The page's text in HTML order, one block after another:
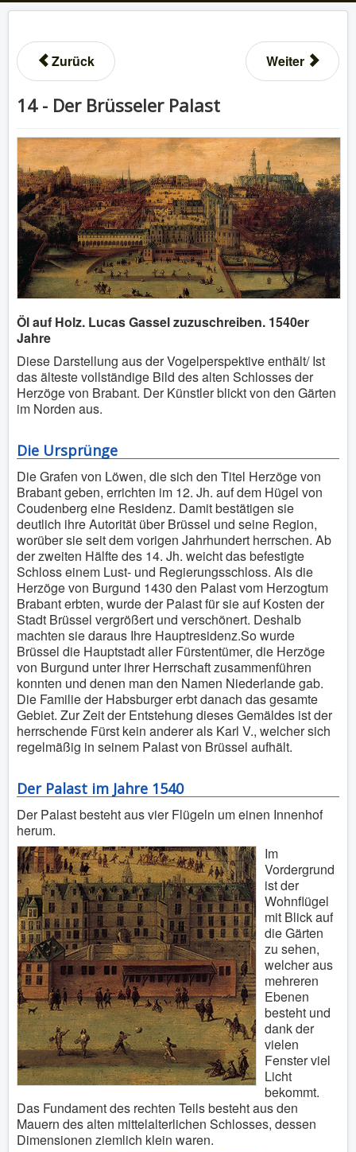
Zurück Weiter
14 - Der Brüsseler Palast
Öl auf Holz. Lucas Gassel zuzuschreiben. 1540er
Jahre
Diese Darstellung aus der Vogelperspektive enthält/ Ist
das älteste vollständige Bild des alten Schlosses der
Herzöge von Brabant. Der Künstler blickt von den Gärten
im Norden aus.
Die Ursprünge
Die Grafen von Löwen, die sich den Titel Herzöge von
Brabant geben, errichten im 12. Jh. auf dem Hügel von
Coudenberg eine Residenz. Damit bestätigen sie
deutlich ihre Autorität über Brüssel und seine Region,
worüber sie seit dem vorigen Jahrhundert herrschen. Ab
der zweiten Hälfte des 14. Jh. weicht das befestigte
Schloss einem Lust- und Regierungsschloss. Als die
Herzöge von Burgund 1430 den Palast vom Herzogtum
Brabant erbten, wurde der Palast für sie auf Kosten der
Stadt Brüssel vergrößert und verschönert. Deshalb
machten sie daraus Ihre Hauptresidenz.So wurde
Brüssel die Hauptstadt aller Fürstentümer, die Herzöge
von Burgund unter ihrer Herrschaft zusammenführen
konnten und denen man den Namen Niederlande gab.
Die Familie der Habsburger erbt danach das gesamte
Gebiet. Zur Zeit der Entstehung dieses Gemäldes ist der
herrschende Fürst kein anderer als Karl V., welcher sich
regelmäßig in seinem Palast von Brüssel aufhält.
Der Palast im Jahre 1540
Der Palast besteht aus vier Flügeln um einen Innenhof
herum.
Im
Vordergrund
ist der
Wohnflügel
mit Blick auf
die Gärten
zu sehen,
welcher aus
mehreren
Ebenen
besteht und
dank der
vielen
Fenster viel
Licht
bekommt.
Das Fundament des rechten Teils besteht aus den
Mauern des alten mittelalterlichen Schlosses, dessen
Dimensionen ziemlich klein waren.